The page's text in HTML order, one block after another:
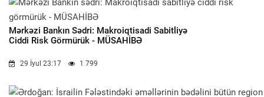
Mərkəzi Bankın Sədri: Makroiqtisadi Sabitliyə
Ciddi Risk Görmürük - MÜSAHİBƏ
29 İyul 23:17 1 799